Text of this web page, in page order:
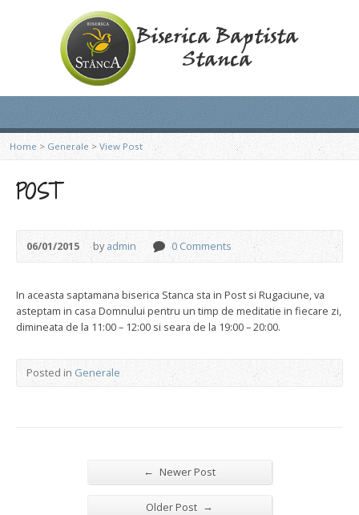
Home > Generale > View Post
POST
06/01/2015 byadmin 0 Comments
In aceasta saptamana biserica Stanca sta in Post si Rugaciune, va
asteptam in casa Domnului pentru un timp de meditatie in fiecare zi,
dimineata de la 11:00 – 12:00 si seara de la 19:00 – 20:00.
Posted in Generale
← Newer Post
Older Post →